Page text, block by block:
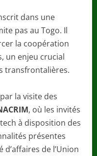
dans une
pas au Togo. Il
la coopération
un enjeu crucial
transfrontalières.
la visite des
, où les invités
à disposition des
présentes
de l’Union